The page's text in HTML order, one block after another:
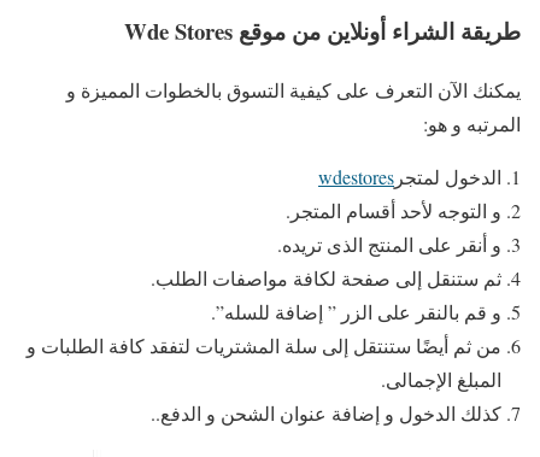
طريقة الشراء أونلاين من موقع Wde Stores
يمكنك الآن التعرف على كيفية التسوق بالخطوات المميزة و
المرتبه و هو:
الدخول لمتجر wdestores
و التوجه لأحد أقسام المتجر.
و أنقر على المنتج الذى تريده.
ثم ستنقل إلى صفحة لكافة مواصفات الطلب.
و قم بالنقر على الزر ” إضافة للسله”.
من ثم أيضًا ستنتقل إلى سلة المشتريات لتفقد كافة الطلبات و
المبلغ الإجمالى.
كذلك الدخول و إضافة عنوان الشحن و الدفع..